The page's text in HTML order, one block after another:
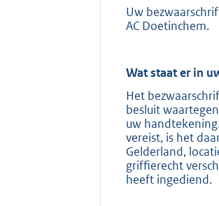
Uw
AC Doetinchem.
Wat staat er in
Het
besluit
uw
vereist, is het
Gelderland,
griffierecht
heeft ingediend.